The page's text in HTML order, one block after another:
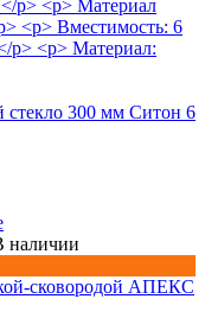
300 мм Ситон 6
наличии